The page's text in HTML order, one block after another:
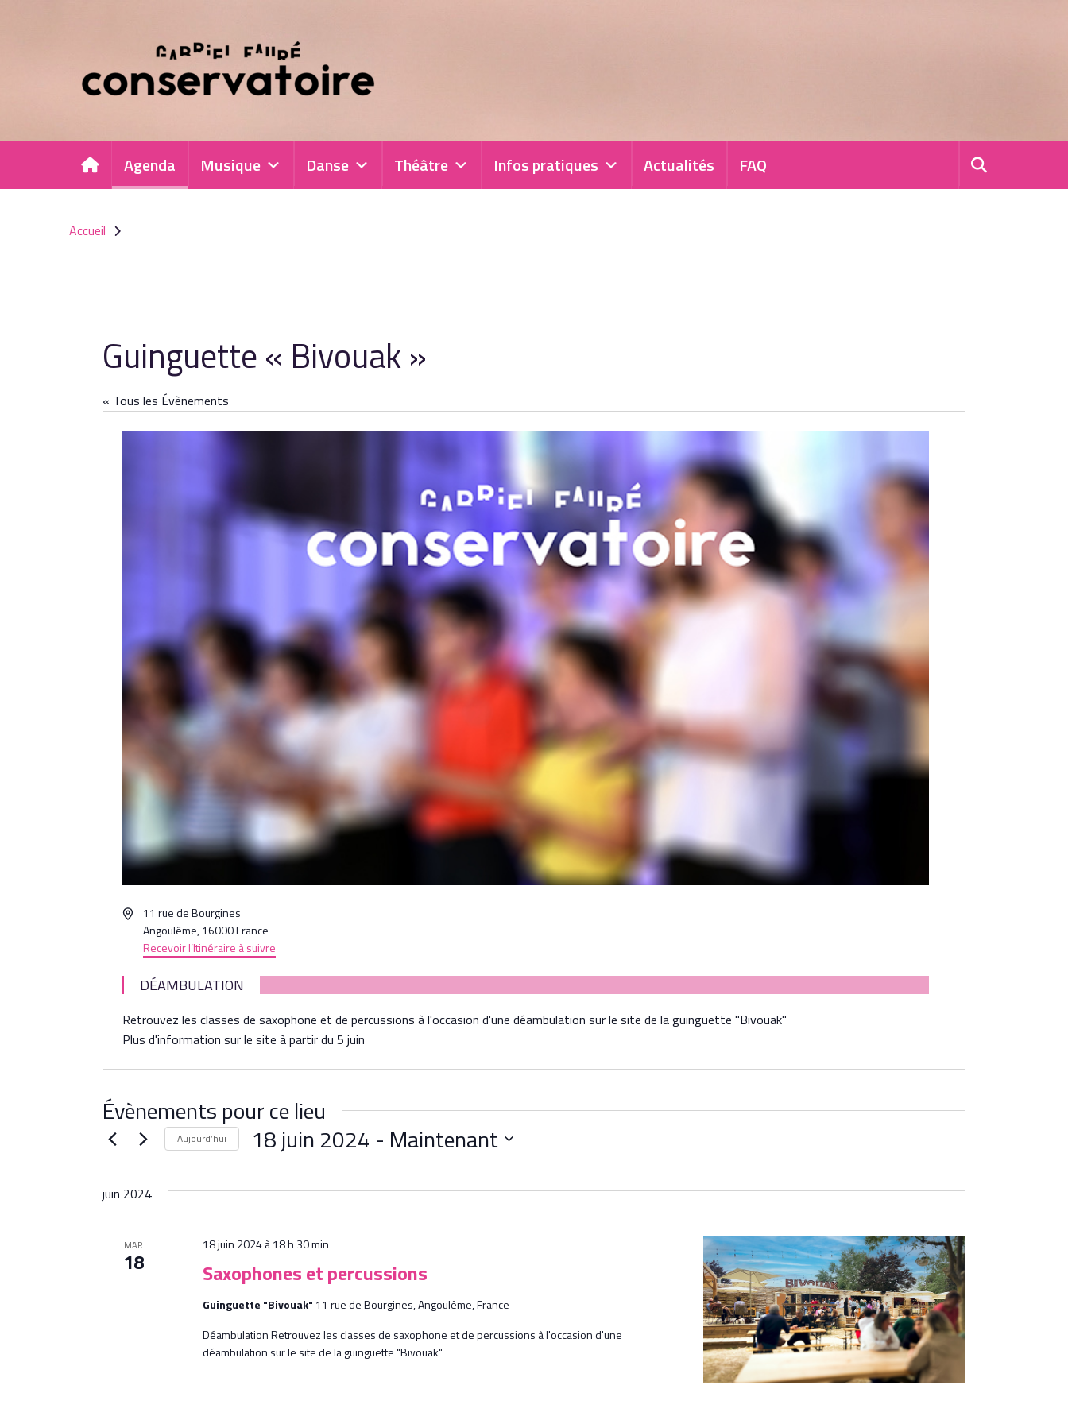
Agenda Musique Danse Théâtre Infos pratiques Actualités FAQ
Accueil
Guinguette « Bivouak »
« Tous les Évènements
Adresse11 rue de Bourgines
Angoulême, 16000France
Recevoir l’Itinéraire à suivre
DÉAMBULATION
Retrouvez les classes de saxophone et de percussions à l'occasion d'une déambulation sur le site de la guinguette "Bivouak"
Plus d'information sur le site à partir du 5 juin
Évènements pour ce lieu
Aujourd’hui 18 juin 2024 - Maintenant
juin 2024
MAR
18 Saxophones et percussions
18 juin 2024 à 18 h 30 min
Guinguette "Bivouak" 11 rue de Bourgines, Angoulême, France
Déambulation Retrouvez les classes de saxophone et de percussions à l'occasion d'une
déambulation sur le site de la guinguette "Bivouak"